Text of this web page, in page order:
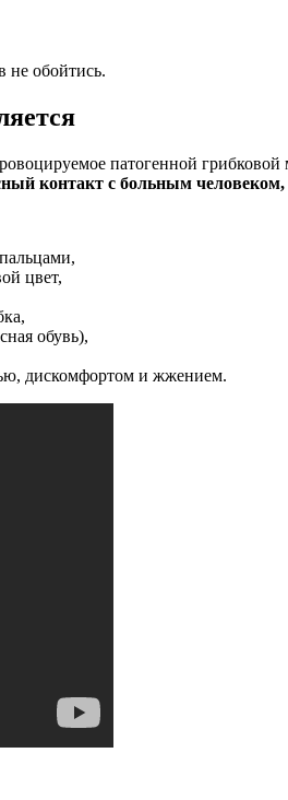
не обойтись.
патогенной
контакт с больным человеком,
цвет,
обувь),
дискомфортом и жжением.